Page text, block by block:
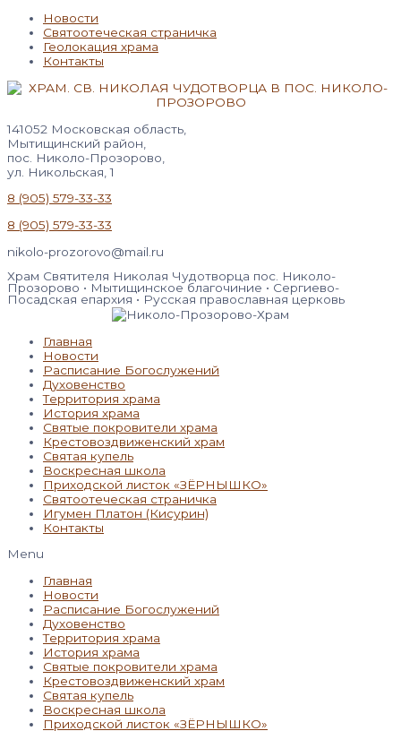
Новости
Святоотеческая страничка
Геолокация храма
Контакты
141052 Московская область,
Мытищинский район,
пос. Николо-Прозорово,
ул. Никольская, 1
8 (905) 579-33-33
8 (905) 579-33-33
nikolo-prozorovo@mail.ru
Храм Святителя Николая Чудотворца пос. Николо-
Прозорово • Мытищинское благочиние • Сергиево-
Посадская епархия • Русская православная церковь
Главная
Новости
Расписание Богослужений
Духовенство
Территория храма
История храма
Святые покровители храма
Крестовоздвиженский храм
Святая купель
Воскресная школа
Приходской листок «ЗЁРНЫШКО»
Святоотеческая страничка
Игумен Платон (Кисурин)
Контакты
Menu
Главная
Новости
Расписание Богослужений
Духовенство
Территория храма
История храма
Святые покровители храма
Крестовоздвиженский храм
Святая купель
Воскресная школа
Приходской листок «ЗЁРНЫШКО»